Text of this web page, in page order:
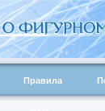
Правила